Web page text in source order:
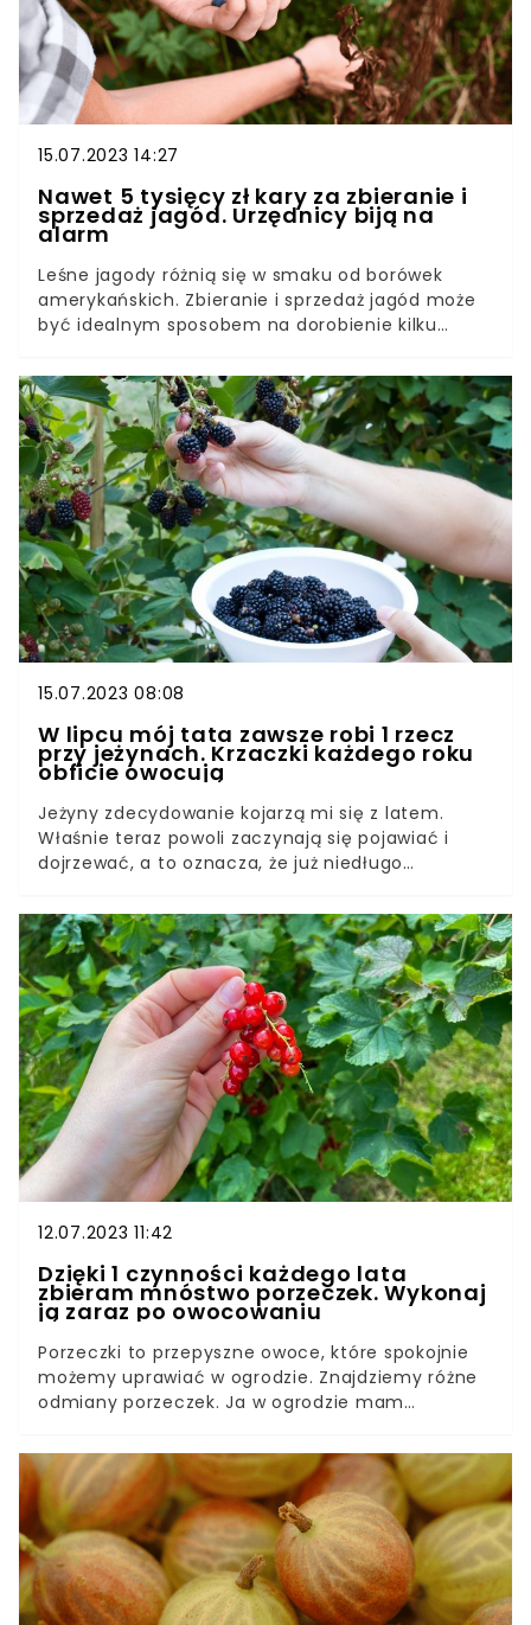
15.07.2023 14:27
Nawet 5 tysięcy zł kary za zbieranie i
sprzedaż jagód. Urzędnicy biją na
alarm
Leśne jagody różnią się w smaku od borówek
amerykańskich. Zbieranie i sprzedaż jagód może
być idealnym sposobem na dorobienie kilku
sprawę, że sprzedaż jagód może sporo kosztować.
Kiedy za sprzedaż jagód grozi mandat?
15.07.2023 08:08
W lipcu mój tata zawsze robi 1 rzecz
przy jeżynach. Krzaczki każdego roku
obficie owocują
Jeżyny zdecydowanie kojarzą mi się z latem.
Właśnie teraz powoli zaczynają się pojawiać i
dojrzewać, a to oznacza, że już niedługo
ogrodzie jeżyn jest mnóstwo, a to wszystko dzięki
mojemu tacie. Zdradził, jak pielęgnować jeżyny w
lipcu.
12.07.2023 11:42
Dzięki 1 czynności każdego lata
zbieram mnóstwo porzeczek. Wykonaj
ją zaraz po owocowaniu
Porzeczki to przepyszne owoce, które spokojnie
możemy uprawiać w ogrodzie. Znajdziemy różne
odmiany porzeczek. Ja w ogrodzie mam
prostemu zabiegowi pielęgnacyjnemu co roku
cieszę się obfitymi zbiorami. Jak uprawiać
porzeczki w ogrodzie? To naprawdę proste.